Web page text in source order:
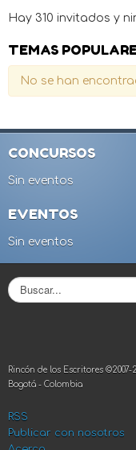
Hay 310 invitados y
TEMAS
No se han
CONCURSOS
Sin eventos
EVENTOS
Sin eventos
B
u
r
.
.
Rincón de los Escritores ©2007-
Bogotá - Colombia
RSS
Publicar con nosotros